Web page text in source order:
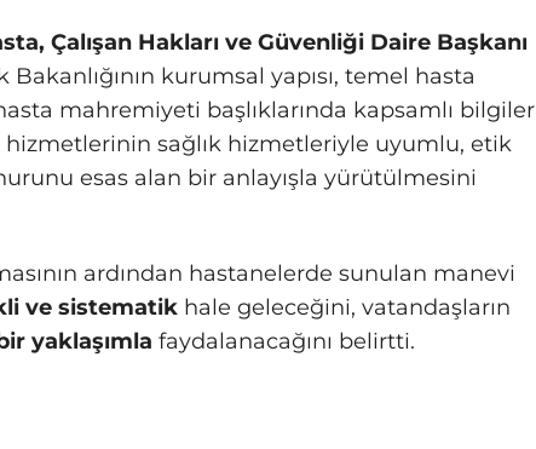
Çalışan Hakları ve Güvenliği Daire Başkanı
Bakanlığının kurumsal yapısı, temel hasta
mahremiyeti başlıklarında kapsamlı bilgiler
sağlık hizmetleriyle uyumlu, etik
esas alan bir anlayışla yürütülmesini
ardından hastanelerde sunulan manevi
ve sistematik hale geleceğini, vatandaşların
yaklaşımla faydalanacağını belirtti.